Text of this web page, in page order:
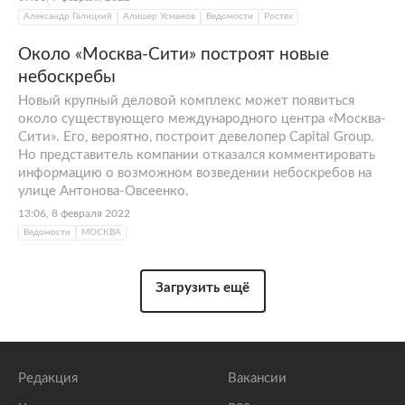
Александр Галицкий Алишер Усманов Ведомости Ростех
Около «Москва-Сити» построят новые
небоскребы
Новый крупный деловой комплекс может появиться
около существующего международного центра «Москва-
Сити». Его, вероятно, построит девелопер Capital Group.
Но представитель компании отказался комментировать
информацию о возможном возведении небоскребов на
улице Антонова-Овсеенко.
13:06, 8 февраля 2022
Ведомости МОСКВА
Загрузить ещё
Редакция Вакансии